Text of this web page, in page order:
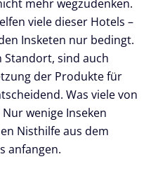
mehr wegzudenken.
viele dieser Hotels –
Insketen nur bedingt.
sind auch
der Produkte für
Was viele von
wenige Inseken
Nisthilfe aus dem
anfangen.